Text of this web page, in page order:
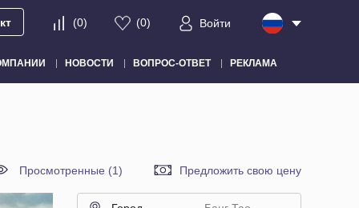
(0) (0) Войти
НОВОСТИ ВОПРОС-ОТВЕТ РЕКЛАМА
Просмотренные (1) Предложить свою цену